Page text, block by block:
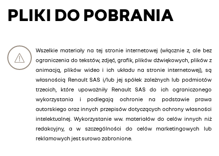
PLIKI DO POBRANIA
Wszelkie materiały na tej stronie internetowej (włącznie z, ale bez
ograniczenia do tekstów, zdjęć, grafik, plików dźwiękowych, plików z
animacją, plików wideo i ich układu na stronie internetowej), są
własnością Renault SAS i/lub jej spółek zależnych lub podmiotów
trzecich, które upoważniły Renault SAS do ich ograniczonego
wykorzystania i podlegają ochronie na podstawie prawa
autorskiego oraz innych przepisów dotyczących ochrony własności
intelektualnej. Wykorzystanie ww. materiałów do celów innych niż
redakcyjny, a w szczególności do celów marketingowych lub
reklamowych jest surowo zabronione.